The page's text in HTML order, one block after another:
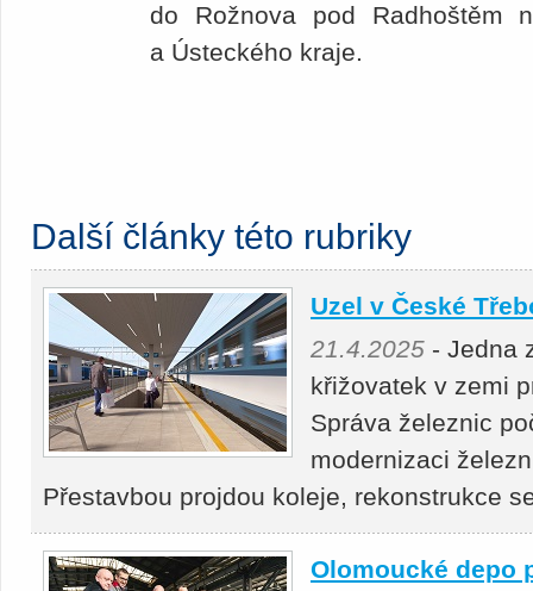
do Rožnova pod Radhoštěm
a Ústeckého kraje.
Další články této rubriky
Uzel v České
21.4.2025 - Jedna
křižovatek v zemi
Správa železnic
modernizaci
Přestavbou projdou koleje, rekonstrukce
Olomoucké depo